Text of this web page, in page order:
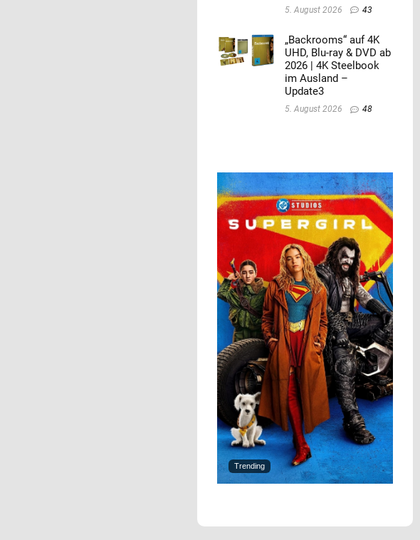
5. August 2026 43
„Backrooms“ auf 4K
UHD, Blu-ray & DVD ab
2026 | 4K Steelbook
im Ausland –
Update3
5. August 2026 48
Trending